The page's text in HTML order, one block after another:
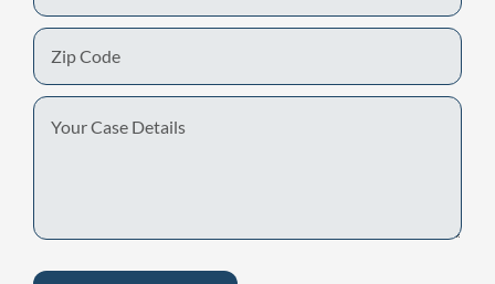
Zip
Code
Your
Case